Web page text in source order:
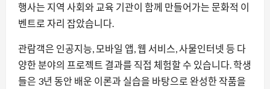
행사는 지역 사회와 교육 기관이 함께 만들어가는 문화적 이
벤트로 자리 잡았습니다.
관람객은 인공지능, 모바일 앱, 웹 서비스, 사물인터넷 등 다
양한 분야의 프로젝트 결과를 직접 체험할 수 있습니다. 학생
들은 3년 동안 배운 이론과 실습을 바탕으로 완성한 작품을